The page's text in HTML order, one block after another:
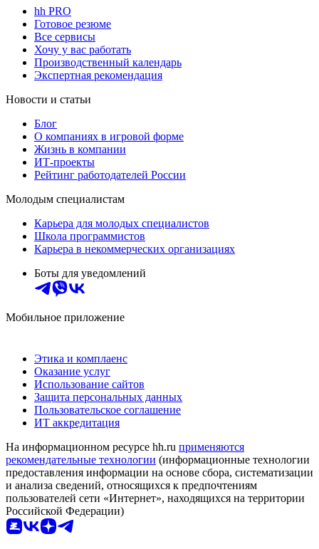
hh PRO
Готовое резюме
Все сервисы
Хочу у вас работать
Производственный календарь
Экспертная рекомендация
Новости и статьи
Блог
О компаниях в игровой форме
Жизнь в компании
ИТ-проекты
Рейтинг работодателей России
Молодым специалистам
Карьера для молодых специалистов
Школа программистов
Карьера в некоммерческих организациях
Боты для уведомлений
Мобильное приложение
Этика и комплаенс
Оказание услуг
Использование сайтов
Защита персональных данных
Пользовательское соглашение
ИТ аккредитация
На информационном ресурсе hh.ru применяются
рекомендательные технологии (информационные технологии
предоставления информации на основе сбора, систематизации
и анализа сведений, относящихся к предпочтениям
пользователей сети «Интернет», находящихся на территории
Российской Федерации)